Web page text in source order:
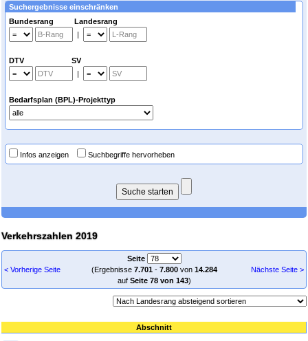
Suchergebnisse einschränken
Bundesrang Landesrang
|
DTV SV
|
Bedarfsplan (BPL)-Projekttyp
Infos anzeigen Suchbegriffe hervorheben
Verkehrszahlen 2019
< Vorherige Seite
Seite
(Ergebnisse 7.701- 7.800von 14.284
auf Seite 78 von 143)
Nächste Seite >
Abschnitt